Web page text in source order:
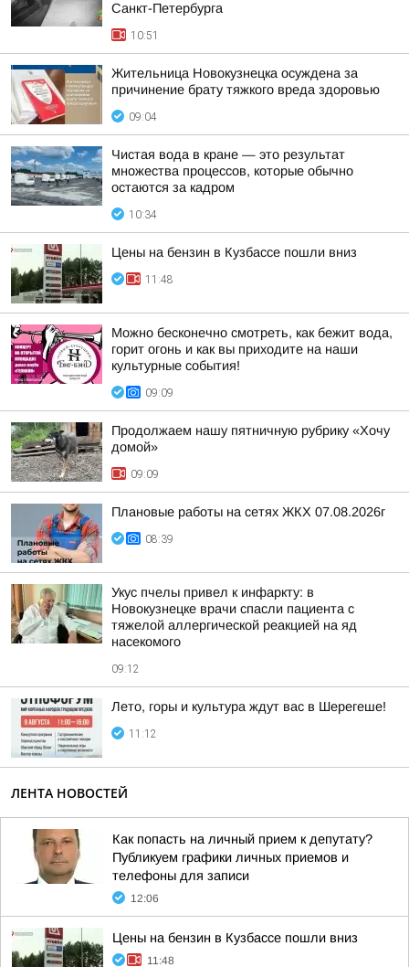
Санкт-Петербурга
10:51
Жительница Новокузнецка осуждена за
причинение брату тяжкого вреда здоровью
09:04
Чистая вода в кране — это результат
множества процессов, которые обычно
остаются за кадром
10:34
Цены на бензин в Кузбассе пошли вниз
11:48
Можно бесконечно смотреть, как бежит вода,
горит огонь и как вы приходите на наши
культурные события!
09:09
Продолжаем нашу пятничную рубрику «Хочу
домой»
09:09
Плановые работы на сетях ЖКХ 07.08.2026г
08:39
Укус пчелы привел к инфаркту: в
Новокузнецке врачи спасли пациента с
тяжелой аллергической реакцией на яд
насекомого
09:12
Лето, горы и культура ждут вас в Шерегеше!
11:12
ЛЕНТА НОВОСТЕЙ
Как попасть на личный прием к депутату?
Публикуем графики личных приемов и
телефоны для записи
12:06
Цены на бензин в Кузбассе пошли вниз
11:48